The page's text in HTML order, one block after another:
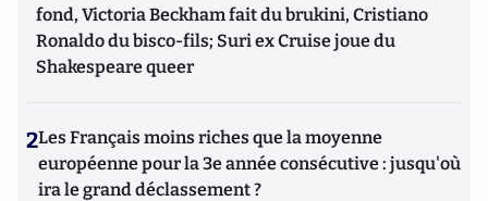
fond, Victoria Beckham fait du brukini, Cristiano
Ronaldo du bisco-fils; Suri ex Cruise joue du
Shakespeare queer
2Les Français moins riches que la moyenne
européenne pour la 3e année consécutive : jusqu'où
ira le grand déclassement ?